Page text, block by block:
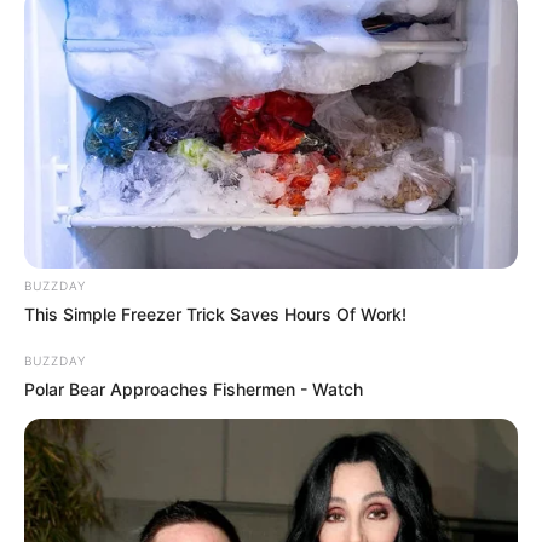
Badestrand Inselsee Scharnebeck
Vor den Toren von Lüneburg kann neben
dem Elbe-Seitenkanal ein beliebtes
naturnahes Badeziel mit weißem
Sandstrand besucht werden.
Freibad in Syke
Unmittelbar neben dem Freilichtmuseum
Bremen liegenden Stadt das Freibad
Erlebnisbäder und Bademöglichkeiten in ganz
Niedersachsen und ganz Deutschland finden:
BUZZDAY
This Simple Freezer Trick Saves Hours Of Work!
BUZZDAY
Polar Bear Approaches Fishermen - Watch